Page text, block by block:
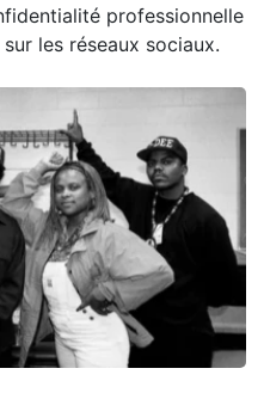
professionnelle
les réseaux sociaux.